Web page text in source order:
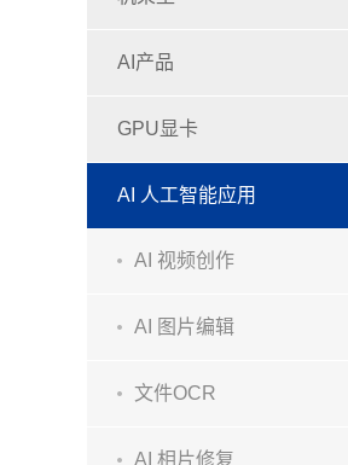
AI产品
GPU显卡
AI 人工智能应用
AI 视频创作
AI 图片编辑
文件OCR
AI 相片修复